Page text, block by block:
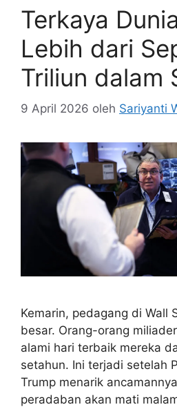
Terkaya
Lebih dari
Triliun dalam
9 April 2026 oleh Sariyanti
Kemarin, pedagang di Wall
besar. Orang-orang
alami hari terbaik mereka
setahun. Ini terjadi setelah
Trump menarik
peradaban akan mati